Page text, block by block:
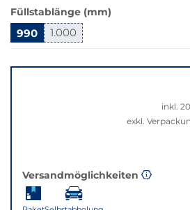
verfügbar.
Bei
Klick
wechselt
der
gewünschten
Variante.
Füllstablänge (mm)
990 1.000
zu
inkl.
exkl.
Versandmöglichkeiten